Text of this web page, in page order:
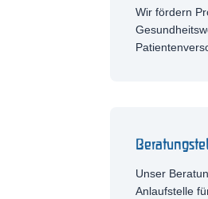
Wir fördern
Unser
Anlaufstelle